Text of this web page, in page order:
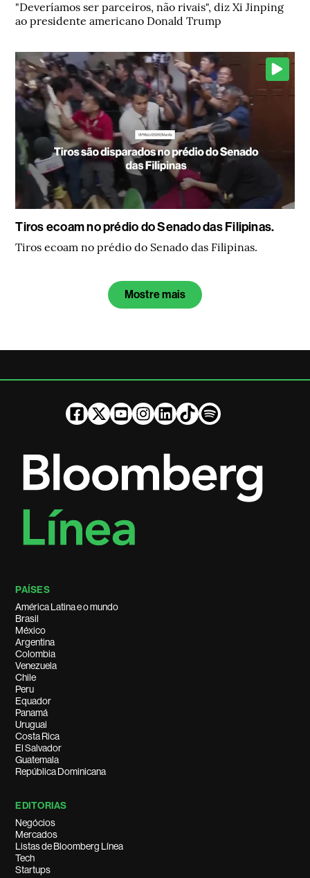
"Deveríamos ser parceiros, não rivais", diz Xi Jinping
ao presidente americano Donald Trump
Tiros ecoam no prédio do Senado das Filipinas.
Tiros ecoam no prédio do Senado das Filipinas.
Mostre mais
PAÍSES
América Latina e o mundo
Brasil
México
Argentina
Colombia
Venezuela
Chile
Peru
Equador
Panamá
Uruguai
Costa Rica
El Salvador
Guatemala
República Dominicana
EDITORIAS
Negócios
Mercados
Listas de Bloomberg Línea
Tech
Startups